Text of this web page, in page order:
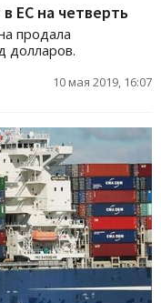
ЕС на четверть
продала
долларов.
10 мая 2019, 16:07